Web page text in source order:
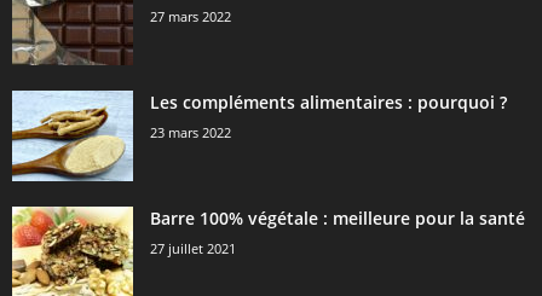
27 mars 2022
Les compléments alimentaires : pourquoi ?
23 mars 2022
Barre 100% végétale : meilleure pour la santé
27 juillet 2021